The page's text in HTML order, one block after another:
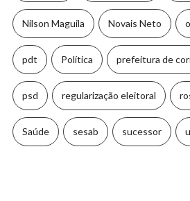
Nilson Maguila Novais Neto
pdt Política prefeitura de
psd regularização eleitoral
Saúde sesab sucessor